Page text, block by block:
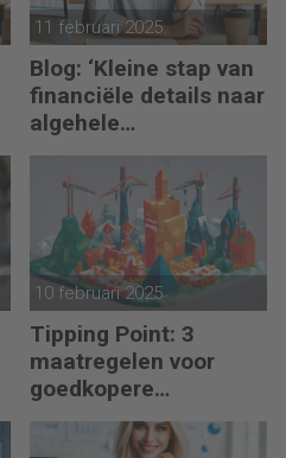
11 februari 2025
Blog: ‘Kleine stap van
financiële details naar
algehele
duurzaamheid ‘
10 februari 2025
Tipping Point: 3
maatregelen voor
goedkopere
financiering (om te
verduurzamen)